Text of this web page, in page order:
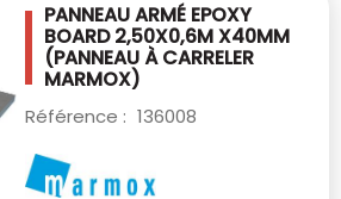
PANNEAU ARMÉ EPOXY
BOARD 2,50X0,6M X40MM
(PANNEAU À CARRELER
MARMOX)
Référence : 136008